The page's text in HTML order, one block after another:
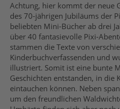
Achtung, hier kommt der neue
des 70-jährigen Jubiläums der
beliebten Mini-Bücher ab drei
über 40 fantasievolle Pixi-
stammen die Texte von
Kinderbuchverfassenden und
illustriert. Somit ist eine bunte
Geschichten entstanden, in die
eintauchen können. Neben
um den freundlichen